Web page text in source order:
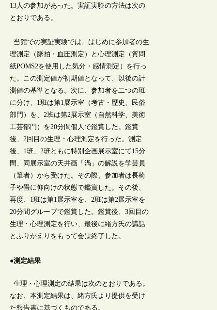
13人の参加があった。実証実験の方法は次の
とおりである。
当館での実証実験では、はじめに参加者の生
理測定（脈拍・血圧測定）と心理測定（質問
紙POMS2を使用した気分・感情測定）を行っ
た。この測定値が初期値となって、以後の計
測値の基準となる。次に、参加者を二つの班
に分け、1班は第1展示室（考古・歴史、民俗
部門）を、2班は第2展示室（自然科学、美術
工芸部門）を20分間個人で鑑賞した。鑑賞
後、2回目の生理・心理測定を行った。測定
後、1班、2班ともに特別企画展示室にて15分
間、同展示室の天井画「渦」の解説を学芸員
（筆者）から受けた。その際、参加者は長椅
子や畳に仰向けの状態で鑑賞した。その後、
再度、1班は第1展示室を、2班は第2展示室を
20分間グループで鑑賞した。鑑賞後、3回目の
生理・心理測定を行い、最後に緒方氏の講話
とふりかえりをもって会は終了した。
●測定結果
生理・心理測定の結果は次のとおりである。
なお、本測定結果は、緒方氏より提供を受け
た報告書に基づくものである。